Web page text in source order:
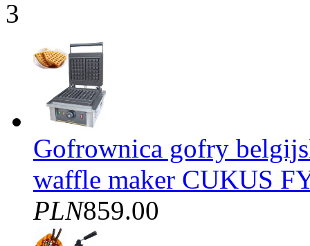
3
Gofrownica gofry
waffle maker CUKUS
PLN859.00